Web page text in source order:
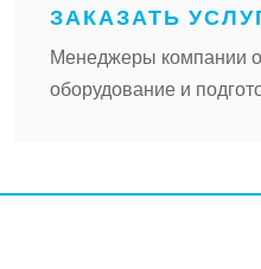
ЗАКАЗАТЬ
Менеджеры компании
оборудование и